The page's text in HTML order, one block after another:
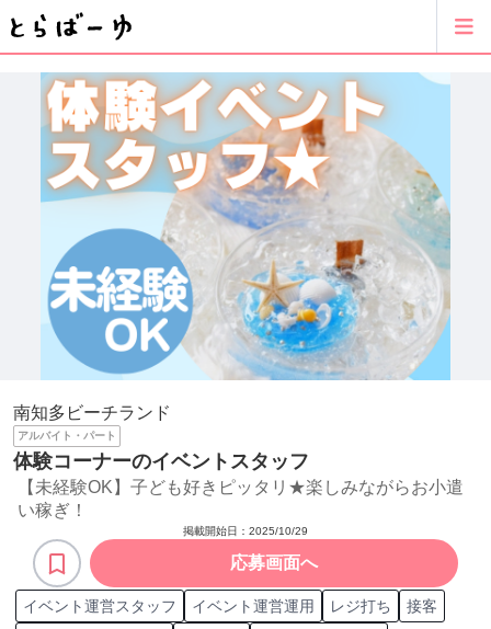
南知多ビーチランド
アルバイト・パート
体験コーナーのイベントスタッフ
【未経験OK】子ども好きピッタリ★楽しみながらお小遣
い稼ぎ！
掲載開始日： 2025/10/29
応募画面へ
イベント運営スタッフ イベント運営運用 レジ打ち
接客